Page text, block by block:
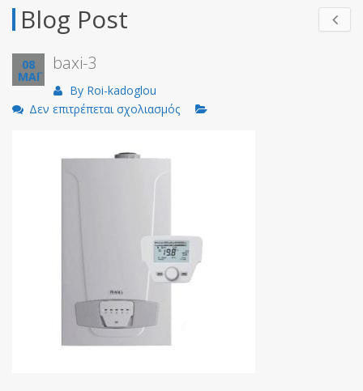
Blog Post
08
ΜΑΪ
baxi-3
By Roi-kadoglou
Δεν επιτρέπεται σχολιασμόςστο